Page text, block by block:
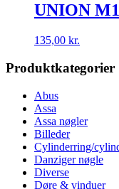
UNION
135,00 kr.
Produktkategorier
Abus
Assa
Assa nøgler
Billeder
Cylinderring/
Danziger nøgle
Diverse
Døre & vinduer